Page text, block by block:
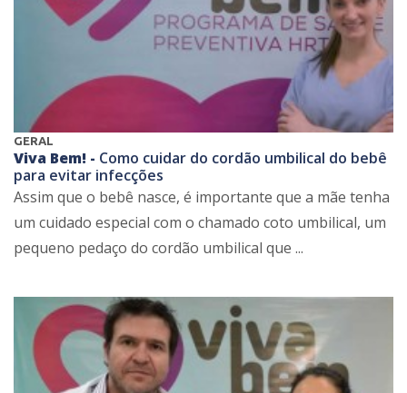
GERAL
Viva Bem! - Como cuidar do cordão umbilical do bebê
para evitar infecções
Assim que o bebê nasce, é importante que a mãe tenha
um cuidado especial com o chamado coto umbilical, um
pequeno pedaço do cordão umbilical que ...